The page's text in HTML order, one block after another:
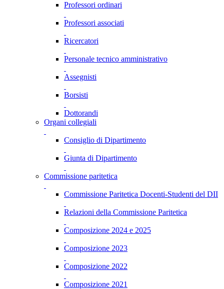
Professori ordinari
Professori associati
Ricercatori
Personale tecnico amministrativo
Assegnisti
Borsisti
Dottorandi
Organi collegiali
Consiglio di Dipartimento
Giunta di Dipartimento
Commissione paritetica
Commissione Paritetica Docenti-Studenti del DII
Relazioni della Commissione Paritetica
Composizione 2024 e 2025
Composizione 2023
Composizione 2022
Composizione 2021